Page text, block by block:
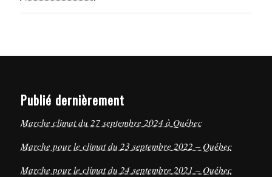
Publié dernièrement
Marche climat du 27 septembre 2024 à Québec
Marche pour le climat du 23 septembre 2022 – Québec
Marche pour le climat du 24 septembre 2021 – Québec